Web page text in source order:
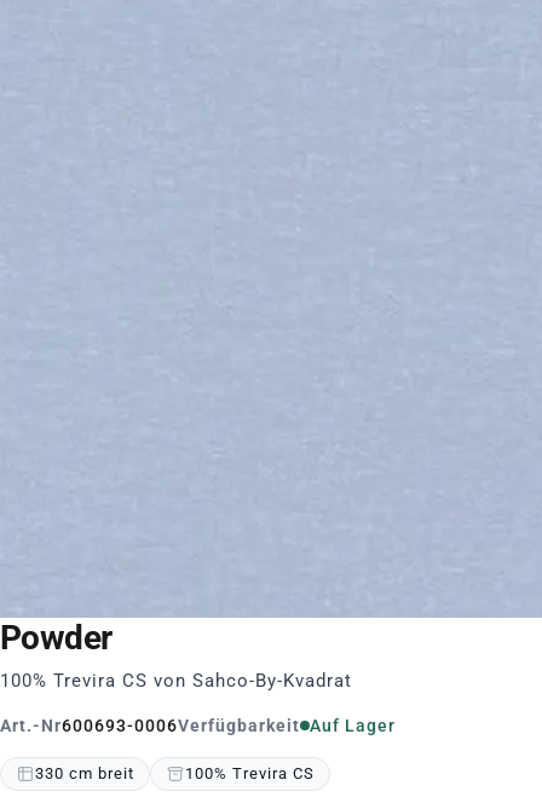
Powder
100% Trevira CS von Sahco-By-Kvadrat
Art.-Nr600693-0006Verfügbarkeit Auf Lager
330 cm breit 100% Trevira CS